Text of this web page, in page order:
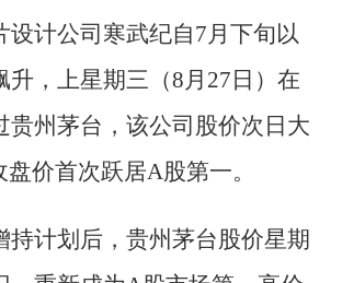
设计公司寒武纪自7月下旬以
升，上星期三（8月27日）在
贵州茅台，该公司股价次日大
价首次跃居A股第一。
持计划后，贵州茅台股价星期